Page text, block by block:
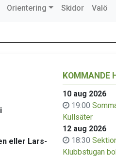
Orientering Skidor Valö
KOMMANDE
10 aug 2026
19:00
Kullsäter
12 aug 2026
18:30
Klubbstugan
eller Lars-